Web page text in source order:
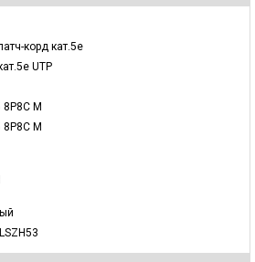
корд кат.5e
UTP
8P8C M
8P8C M